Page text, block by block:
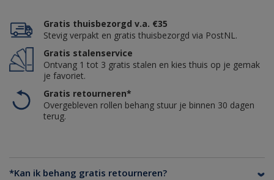
Gratis thuisbezorgd v.a. €35
Stevig verpakt en gratis thuisbezorgd via PostNL.
Gratis stalenservice
Ontvang 1 tot 3 gratis stalen en kies thuis op je gemak
je favoriet.
Gratis retourneren*
Overgebleven rollen behang stuur je binnen 30 dagen
terug.
*Kan ik behang gratis retourneren?